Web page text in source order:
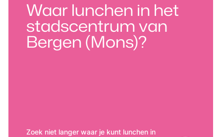
Waar lunchen in het
stadscentrum van
Bergen (Mons)?
Zoek niet langer waar je kunt lunchen in